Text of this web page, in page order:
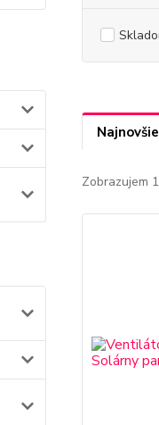
Najnovšie
Zobrazujem